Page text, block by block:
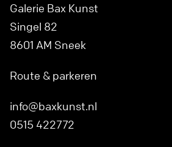
Galerie Bax Kunst
Singel 82
8601 AM Sneek
Route & parkeren
info@baxkunst.nl
0515 422772